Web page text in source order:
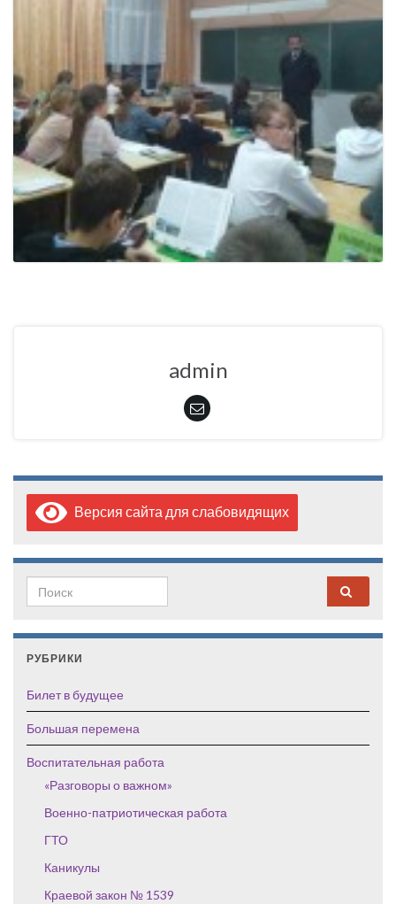
admin
Версия сайта для слабовидящих
Search for:
РУБРИКИ
Билет в будущее
Большая перемена
Воспитательная работа
«Разговоры о важном»
Военно-патриотическая работа
ГТО
Каникулы
Краевой закон № 1539